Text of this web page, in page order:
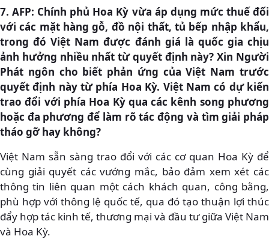
7. AFP: Chính phủ Hoa Kỳ vừa áp dụng mức thuế đối
với các mặt hàng gỗ, đồ nội thất, tủ bếp nhập khẩu,
trong đó Việt Nam được đánh giá là quốc gia chịu
ảnh hưởng nhiều nhất từ quyết định này? Xin Người
Phát ngôn cho biết phản ứng của Việt Nam trước
quyết định này từ phía Hoa Kỳ. Việt Nam có dự kiến
trao đổi với phía Hoa Kỳ qua các kênh song phương
hoặc đa phương để làm rõ tác động và tìm giải pháp
tháo gỡ hay không?
Việt Nam sẵn sàng trao đổi với các cơ quan Hoa Kỳ để
cùng giải quyết các vướng mắc, bảo đảm xem xét các
thông tin liên quan một cách khách quan, công bằng,
phù hợp với thông lệ quốc tế, qua đó tạo thuận lợi thúc
đẩy hợp tác kinh tế, thương mại và đầu tư giữa Việt Nam
và Hoa Kỳ.